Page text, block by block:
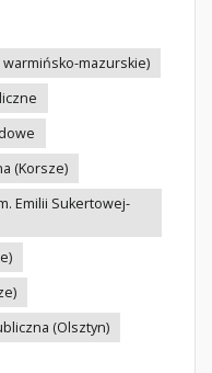
mazurskie)
(Korsze)
Emilii Sukertowej-
(Olsztyn)